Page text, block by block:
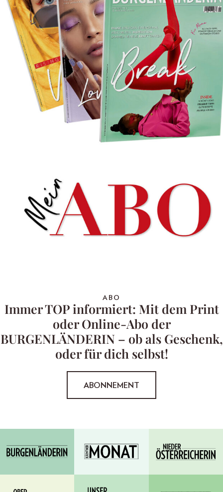
ABO
Immer TOP informiert: Mit dem Print
oder Online-Abo der
BURGENLÄNDERIN – ob als Geschenk,
oder für dich selbst!
ABONNEMENT